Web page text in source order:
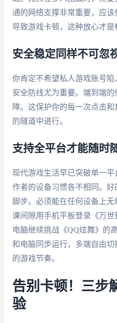
通的网络支撑非常重要，应
导致游戏卡顿，这种放心才是
安全稳定同样不可忽
你肯定不希望私人游戏账号陷
安全防线尤为重要。端到端
障。这保护你的每一次点击
的隧道中进行。
支持全平台才能随时
现代游戏生活早已突破单一
作者的设备习惯各不相同。
脚步。必须能在任何设备上
课间隙用手机平板登录《万
电脑继续挑战《QQ炫舞》的
和电脑同步运行，多端自由
的游戏节奏。
告别卡顿！三步
验